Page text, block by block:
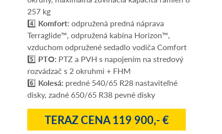
257 kg
4️⃣ Komfort: odpružená predná náprava
Terraglide™, odpružená kabína Horizon™,
vzduchom odpružené sedadlo vodiča Comfort
5️⃣ PTO: PTZ a PVH s napojením na stredový
rozvádzač s 2 okruhmi + FHM
6️⃣ Kolesá: predné 540/65 R28 nastaviteľné
disky, zadné 650/65 R38 pevné disky
TERAZ CENA 119 900,- €